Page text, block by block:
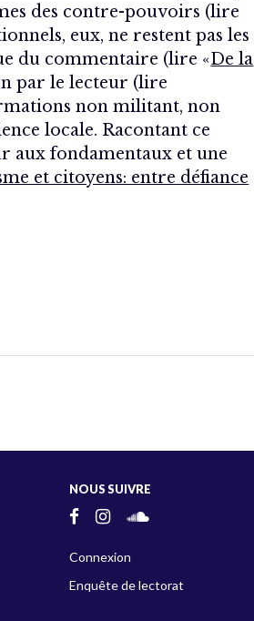
des contre-pouvoirs (lire
eux, ne restent pas les
du commentaire (lire «De la
par le lecteur (lire
non militant, non
locale. Racontant ce
aux fondamentaux et une
et citoyens: entre défiance
NOUS SUIVRE
Connexion
Enquête de lectorat